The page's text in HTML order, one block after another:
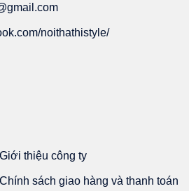
noithathistyle/
Giới thiệu công ty
Chính sách giao hàng và thanh toán